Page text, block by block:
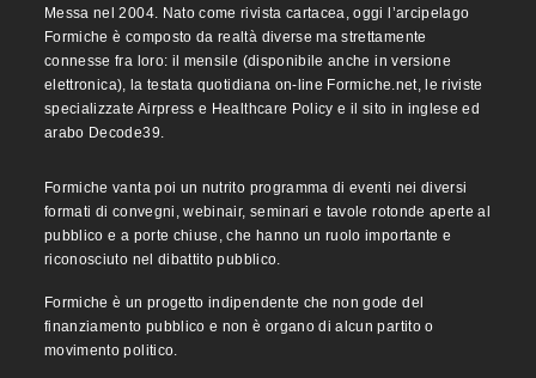
Messa nel 2004. Nato come rivista cartacea, oggi l’arcipelago
Formiche è composto da realtà diverse ma strettamente
connesse fra loro: il mensile (disponibile anche in versione
elettronica), la testata quotidiana on-line Formiche.net, le riviste
specializzate Airpress e Healthcare Policy e il sito in inglese ed
arabo Decode39.
Formiche vanta poi un nutrito programma di eventi nei diversi
formati di convegni, webinair, seminari e tavole rotonde aperte al
pubblico e a porte chiuse, che hanno un ruolo importante e
riconosciuto nel dibattito pubblico.
Formiche è un progetto indipendente che non gode del
finanziamento pubblico e non è organo di alcun partito o
movimento politico.